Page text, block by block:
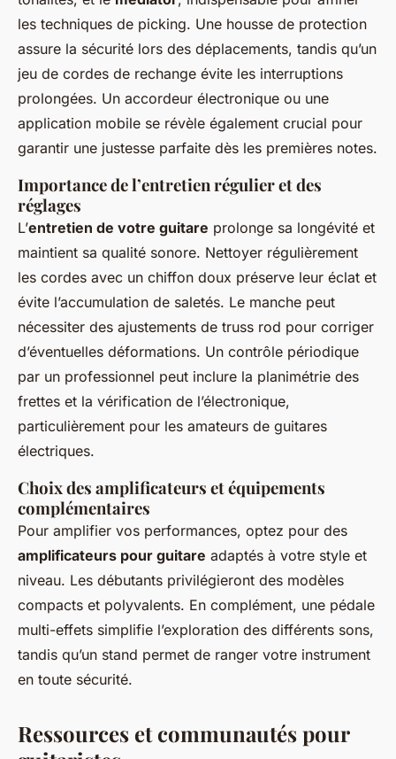
les techniques de picking. Une housse de protection
assure la sécurité lors des déplacements, tandis qu’un
jeu de cordes de rechange évite les interruptions
prolongées. Un accordeur électronique ou une
application mobile se révèle également crucial pour
garantir une justesse parfaite dès les premières notes.
Importance de l’entretien régulier et des
réglages
L’entretien de votre guitare prolonge sa longévité et
maintient sa qualité sonore. Nettoyer régulièrement
les cordes avec un chiffon doux préserve leur éclat et
évite l’accumulation de saletés. Le manche peut
nécessiter des ajustements de truss rod pour corriger
d’éventuelles déformations. Un contrôle périodique
par un professionnel peut inclure la planimétrie des
frettes et la vérification de l’électronique,
particulièrement pour les amateurs de guitares
électriques.
Choix des amplificateurs et équipements
complémentaires
Pour amplifier vos performances, optez pour des
amplificateurs pour guitare adaptés à votre style et
niveau. Les débutants privilégieront des modèles
compacts et polyvalents. En complément, une pédale
multi-effets simplifie l’exploration des différents sons,
tandis qu’un stand permet de ranger votre instrument
en toute sécurité.
Ressources et communautés pour